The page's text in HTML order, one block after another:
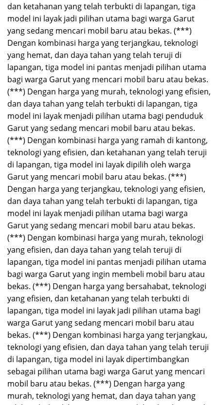
dan ketahanan yang telah terbukti di lapangan, tiga
model ini layak jadi pilihan utama bagi warga Garut
yang sedang mencari mobil baru atau bekas. (***)
Dengan kombinasi harga yang terjangkau, teknologi
yang hemat, dan daya tahan yang telah teruji di
lapangan, tiga model ini pantas menjadi pilihan utama
bagi warga Garut yang mencari mobil baru atau bekas.
(***) Dengan harga yang murah, teknologi yang efisien,
dan daya tahan yang telah terbukti di lapangan, tiga
model ini layak menjadi pilihan utama bagi penduduk
Garut yang sedang mencari mobil baru atau bekas.
(***) Dengan kombinasi harga yang ramah di kantong,
teknologi yang efisien, dan ketahanan yang telah teruji
di lapangan, tiga model ini layak dipilih oleh warga
Garut yang mencari mobil baru atau bekas. (***)
Dengan harga yang terjangkau, teknologi yang efisien,
dan daya tahan yang telah terbukti di lapangan, tiga
model ini layak menjadi pilihan utama bagi warga
Garut yang sedang mencari mobil baru atau bekas.
(***) Dengan kombinasi harga yang murah, teknologi
yang efisien, dan daya tahan yang telah teruji di
lapangan, tiga model ini pantas menjadi pilihan utama
bagi warga Garut yang ingin membeli mobil baru atau
bekas. (***) Dengan harga yang bersahabat, teknologi
yang efisien, dan ketahanan yang telah terbukti di
lapangan, tiga model ini layak jadi pilihan utama bagi
warga Garut yang sedang mencari mobil baru atau
bekas. (***) Dengan kombinasi harga yang terjangkau,
teknologi yang efisien, dan daya tahan yang telah teruji
di lapangan, tiga model ini layak dipertimbangkan
sebagai pilihan utama bagi warga Garut yang mencari
mobil baru atau bekas. (***) Dengan harga yang
murah, teknologi yang hemat, dan daya tahan yang